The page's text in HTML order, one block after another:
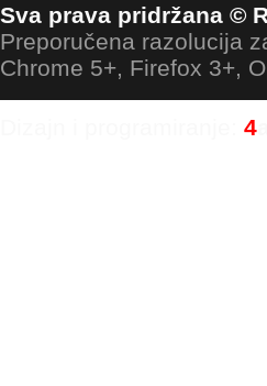
Sva prava pridržana ©
Preporučena razolucija
Chrome 5+, Firefox 3+,
4